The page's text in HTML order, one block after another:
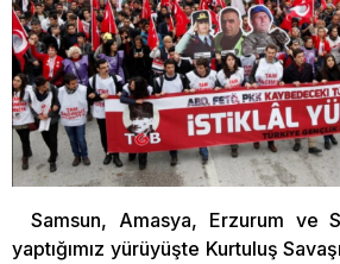
Samsun, Amasya, Erzurum ve
yaptığımız yürüyüşte Kurtuluş